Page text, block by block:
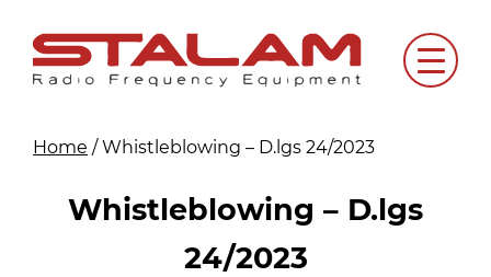
content
Menu
Home /Whistleblowing – D.lgs 24/2023
Whistleblowing – D.lgs
24/2023